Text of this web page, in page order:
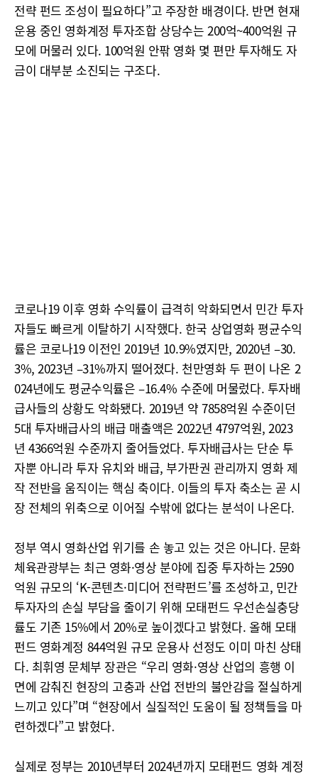
전략 펀드 조성이 필요하다”고 주장한 배경이다. 반면 현재
운용 중인 영화계정 투자조합 상당수는 200억~400억원 규
모에 머물러 있다. 100억원 안팎 영화 몇 편만 투자해도 자
금이 대부분 소진되는 구조다.
코로나19 이후 영화 수익률이 급격히 악화되면서 민간 투자
자들도 빠르게 이탈하기 시작했다. 한국 상업영화 평균수익
률은 코로나19 이전인 2019년 10.9%였지만, 2020년 –30.
3%, 2023년 –31%까지 떨어졌다. 천만영화 두 편이 나온 2
024년에도 평균수익률은 –16.4% 수준에 머물렀다. 투자배
급사들의 상황도 악화됐다. 2019년 약 7858억원 수준이던
5대 투자배급사의 배급 매출액은 2022년 4797억원, 2023
년 4366억원 수준까지 줄어들었다. 투자배급사는 단순 투
자뿐 아니라 투자 유치와 배급, 부가판권 관리까지 영화 제
작 전반을 움직이는 핵심 축이다. 이들의 투자 축소는 곧 시
장 전체의 위축으로 이어질 수밖에 없다는 분석이 나온다.
정부 역시 영화산업 위기를 손 놓고 있는 것은 아니다. 문화
체육관광부는 최근 영화·영상 분야에 집중 투자하는 2590
억원 규모의 ‘K-콘텐츠·미디어 전략펀드’를 조성하고, 민간
투자자의 손실 부담을 줄이기 위해 모태펀드 우선손실충당
률도 기존 15%에서 20%로 높이겠다고 밝혔다. 올해 모태
펀드 영화계정 844억원 규모 운용사 선정도 이미 마친 상태
다. 최휘영 문체부 장관은 “우리 영화·영상 산업의 흥행 이
면에 감춰진 현장의 고충과 산업 전반의 불안감을 절실하게
느끼고 있다”며 “현장에서 실질적인 도움이 될 정책들을 마
련하겠다”고 밝혔다.
실제로 정부는 2010년부터 2024년까지 모태펀드 영화 계정